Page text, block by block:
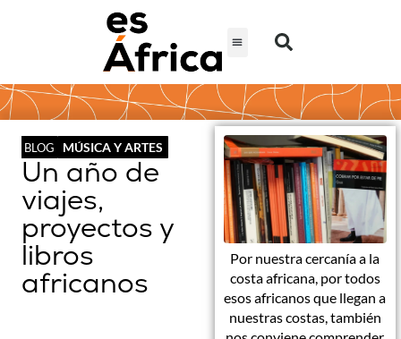
BLOG MÚSICA Y ARTES
Un año de
viajes,
proyectos y
libros
africanos
Por nuestra cercanía a la
costa africana, por todos
esos africanos que llegan a
nuestras costas, también